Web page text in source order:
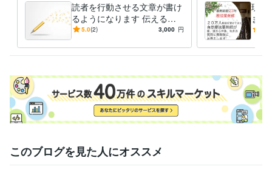
読者を行動させる文章が書け
るようになります 伝えるの
ではなく行動させる文章術を
5.0(2) 3,000 円
現役
ます
もと
このブログを見た人にオススメ